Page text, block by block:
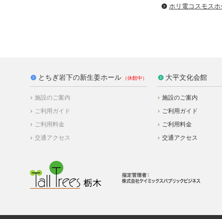
ホリ電コスモス
とちぎ岩下の新生姜ホール
施設のご案内
ご利用ガイド
ご利用料金
交通アクセス
大平文化会館
施設のご案内
ご利用ガイド
ご利用料金
交通アクセス